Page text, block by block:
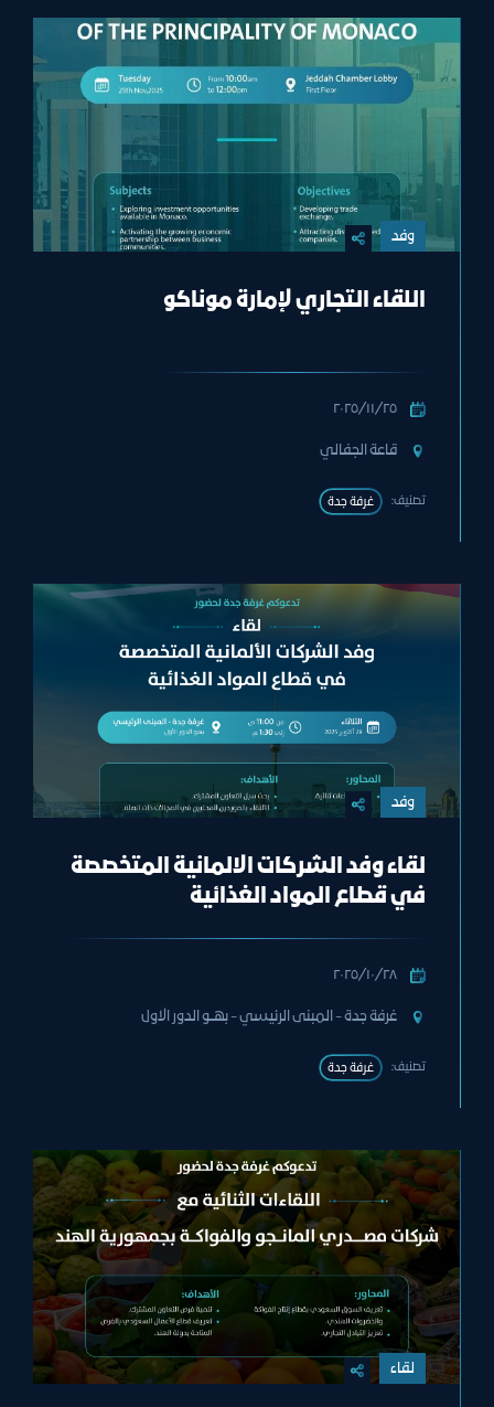
وفد
اللقاء التجاري لإمارة موناكو
٢٥‏/١١‏/٢٠٢٥
قاعة الجفالي
تصنيف: غرفة جدة
وفد
لقاء وفد الشركات الالمانية المتخصصة
في قطاع المواد الغذائية
٢٨‏/١٠‏/٢٠٢٥
غرفة جدة - المبنى الرئيسي - بهــو الدور الاول
تصنيف: غرفة جدة
لقاء